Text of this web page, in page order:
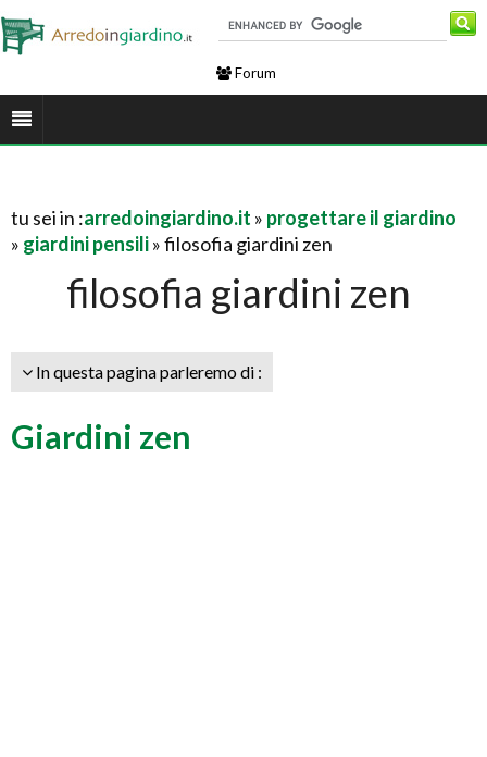
Forum
tu sei in :arredoingiardino.it » progettare il giardino
» giardini pensili» filosofia giardini zen
filosofia giardini zen
In questa pagina parleremo di :
Giardini zen